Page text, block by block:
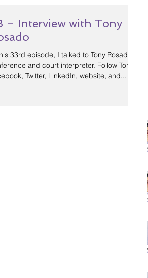
– Interview with Tony
33rd episode, I talked to Tony Rosado,
and court interpreter. Follow Tony:
Twitter, LinkedIn, website, and...